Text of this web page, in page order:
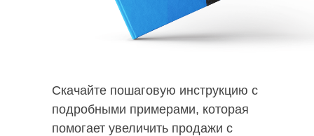
Скачайте пошаговую инструкцию с
подробными примерами, которая
помогает увеличить продажи с